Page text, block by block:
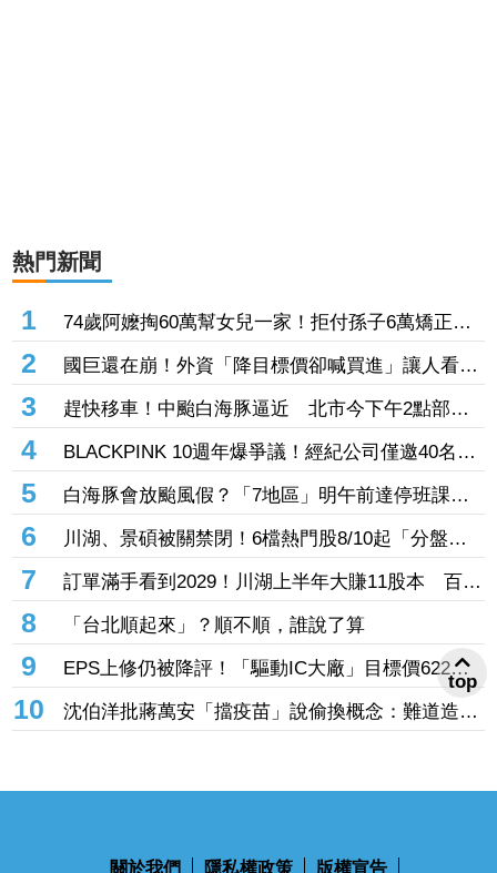
熱門新聞
1
74歲阿嬤掏60萬幫女兒一家！拒付孫子6萬矯正
費 2個月幾乎斷聯
2
國巨還在崩！外資「降目標價卻喊買進」讓人看
傻 達人「3指標」分析：估值合理修正
3
趕快移車！中颱白海豚逼近 北市今下午2點部分
水門只出不進「晚間8點關閉」
4
BLACKPINK 10週年爆爭議！經紀公司僅邀40名粉
絲同樂 Jisoo親道歉：心情很沉重
5
白海豚會放颱風假？「7地區」明午前達停班課標
準 桃竹苗山區上榜
6
川湖、景碩被關禁閉！6檔熱門股8/10起「分盤交
易」57檔注意股名單一次看
7
訂單滿手看到2029！川湖上半年大賺11股本 百億
擴產計畫提前開跑
8 「台北順起來」？順不順，誰說了算
9
EPS上修仍被降評！「驅動IC大廠」目標價622
元 記憶體、晶圓代工、封測3大成本壓力浮現
10
沈伯洋批蔣萬安「擋疫苗」說偷換概念：難道造謠
後不用負責？
關於我們 隱私權政策 版權宣告
top